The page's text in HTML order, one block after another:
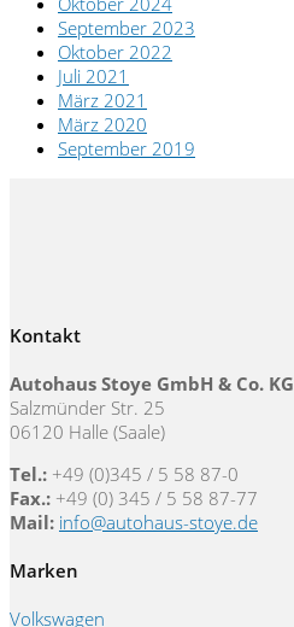
September 2023
Oktober 2022
Juli 2021
März 2021
März 2020
September 2019
Kontakt
Autohaus Stoye GmbH & Co. KG
Salzmünder Str. 25
06120 Halle (Saale)
Tel.: +49 (0)345 / 5 58 87-0
Fax.: +49 (0) 345 / 5 58 87-77
Mail: info@autohaus-stoye.de
Marken
Volkswagen